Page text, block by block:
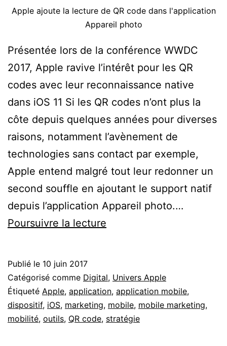
Apple ajoute la lecture de QR code dans l'application
Appareil photo
Présentée lors de la conférence WWDC
2017, Apple ravive l’intérêt pour les QR
codes avec leur reconnaissance native
dans iOS 11 Si les QR codes n’ont plus la
côte depuis quelques années pour diverses
raisons, notamment l’avènement de
technologies sans contact par exemple,
Apple entend malgré tout leur redonner un
second souffle en ajoutant le support natif
depuis l’application Appareil photo.…
Poursuivre la lecture
à
nouveau
le
QR
Publié le 10 juin 2017
Catégorisé comme Digital, Univers Apple
Étiqueté Apple, application, application mobile,
dispositif, iOS, marketing, mobile, mobile marketing,
mobilité, outils, QR code, stratégie